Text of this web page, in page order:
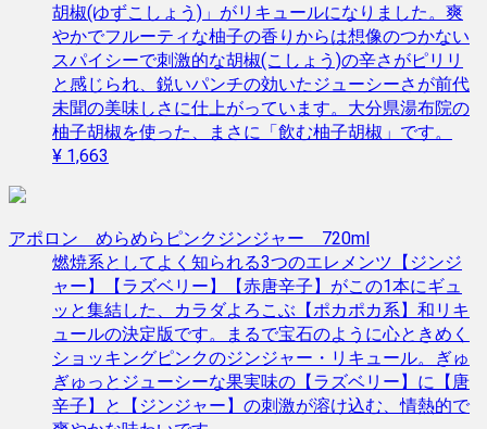
胡椒(ゆずこしょう)」がリキュールになりました。爽
やかでフルーティな柚子の香りからは想像のつかない
スパイシーで刺激的な胡椒(こしょう)の辛さがピリリ
と感じられ、鋭いパンチの効いたジューシーさが前代
未聞の美味しさに仕上がっています。大分県湯布院の
柚子胡椒を使った、まさに「飲む柚子胡椒」です。
¥ 1,663
アポロン めらめらピンクジンジャー 720ml
燃焼系としてよく知られる3つのエレメンツ【ジンジ
ャー】【ラズベリー】【赤唐辛子】がこの1本にギュ
ッと集結した、カラダよろこぶ【ポカポカ系】和リキ
ュールの決定版です。まるで宝石のように心ときめく
ショッキングピンクのジンジャー・リキュール。ぎゅ
ぎゅっとジューシーな果実味の【ラズベリー】に【唐
辛子】と【ジンジャー】の刺激が溶け込む、情熱的で